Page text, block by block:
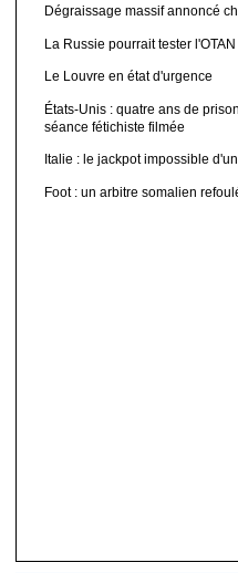
Dégraissage massif annoncé
La Russie pourrait tester
Le Louvre en état d'urgence
États-Unis : quatre ans de
séance fétichiste filmée
Italie : le jackpot impossible
Foot : un arbitre somalien